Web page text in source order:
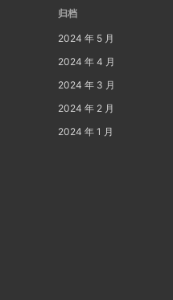
归档
2024 年 5 月
2024 年 4 月
2024 年 3 月
2024 年 2 月
2024 年 1 月